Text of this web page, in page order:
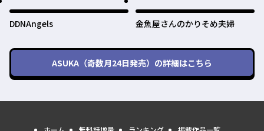
DDNAngels 金魚屋さんのかりそめ夫婦
ASUKA（奇数月24日発売） の詳細はこちら